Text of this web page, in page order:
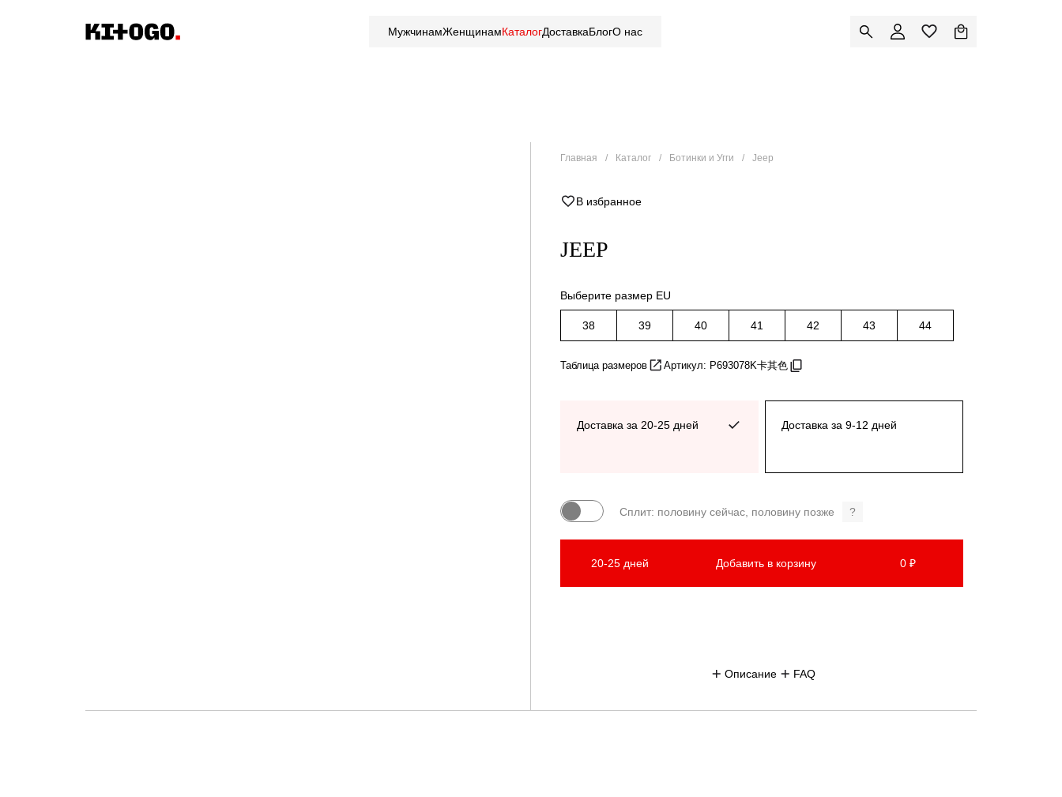
МужчинамЖенщинамКаталогДоставкаБлогО нас
Главная Каталог Ботинки и Угги Jeep
JEEP
В избранное
Выберите размер EU
38 39 40 41 42 43 44
Таблица размеров Артикул: P693078K卡其色
Доставка за 20-25 дней Доставка за 9-12 дней
Сплит: половину сейчас, половину позже ?
20-25 дней Добавить в корзину 0 ₽
Описание FAQ